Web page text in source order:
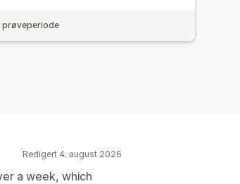
Redigert 4. august 2026
a week, which